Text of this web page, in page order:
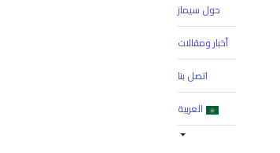
حول سيماز
أخبار ومقالات
اتصل بنا
العربية